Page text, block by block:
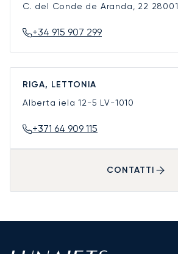
C. del Conde de Aranda, 22 28001
+34 915 907 299
RIGA, LETTONIA
Alberta iela 12-5 LV-1010
+371 64 909 115
CONTATTI